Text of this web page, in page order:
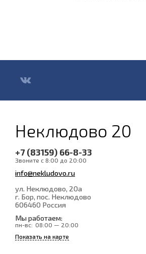
Неклюдово 20
+7 (83159) 66-8-33
Звоните с 8:00 до 20:00
info@nekludovo.ru
ул. Неклюдово, 20а
г. Бор, пос. Неклюдово
606460 Россия
Мы работаем:
пн-вс: 08:00 — 20:00
Показать на карте